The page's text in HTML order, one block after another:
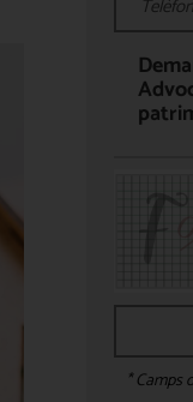
* Camps